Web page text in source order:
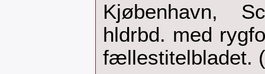
‎Kjøbenhavn,
hldrbd. med
fællestitelbladet.